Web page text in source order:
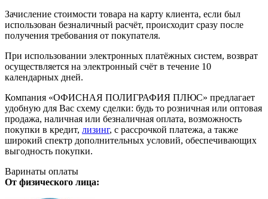
Зачисление стоимости товара на карту клиента, если был
использован безналичный расчёт, происходит сразу после
получения требования от покупателя.
При использовании электронных платёжных систем, возврат
осуществляется на электронный счёт в течение 10
календарных дней.
Компания «ОФИСНАЯ ПОЛИГРАФИЯ ПЛЮС» предлагает
удобную для Вас схему сделки: будь то розничная или оптовая
продажа, наличная или безналичная оплата, возможность
покупки в кредит, лизинг, с рассрочкой платежа, а также
широкий спектр дополнительных условий, обеспечивающих
выгодность покупки.
Варинаты оплаты
От физического лица: